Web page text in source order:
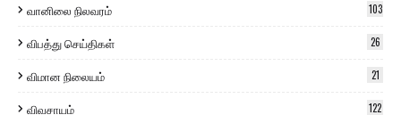
வானிலை நிலவரம் 103
விபத்து செய்திகள் 26
விமான நிலையம் 21
விவசாயம் 122